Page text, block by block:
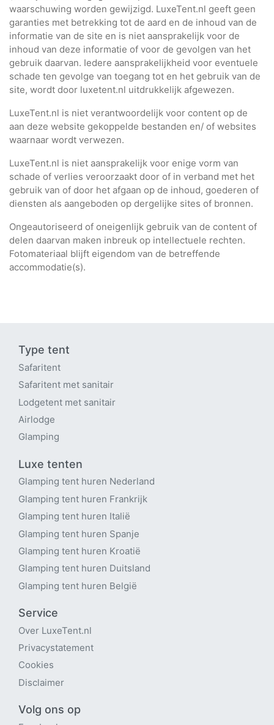
waarschuwing worden gewijzigd. LuxeTent.nl geeft geen
garanties met betrekking tot de aard en de inhoud van de
informatie van de site en is niet aansprakelijk voor de
inhoud van deze informatie of voor de gevolgen van het
gebruik daarvan. Iedere aansprakelijkheid voor eventuele
schade ten gevolge van toegang tot en het gebruik van de
site, wordt door luxetent.nl uitdrukkelijk afgewezen.
LuxeTent.nl is niet verantwoordelijk voor content op de
aan deze website gekoppelde bestanden en/ of websites
waarnaar wordt verwezen.
LuxeTent.nl is niet aansprakelijk voor enige vorm van
schade of verlies veroorzaakt door of in verband met het
gebruik van of door het afgaan op de inhoud, goederen of
diensten als aangeboden op dergelijke sites of bronnen.
Ongeautoriseerd of oneigenlijk gebruik van de content of
delen daarvan maken inbreuk op intellectuele rechten.
Fotomateriaal blijft eigendom van de betreffende
accommodatie(s).
Type tent
Safaritent
Safaritent met sanitair
Lodgetent met sanitair
Airlodge
Glamping
Luxe tenten
Glamping tent huren Nederland
Glamping tent huren Frankrijk
Glamping tent huren Italië
Glamping tent huren Spanje
Glamping tent huren Kroatië
Glamping tent huren Duitsland
Glamping tent huren België
Service
Over LuxeTent.nl
Privacystatement
Cookies
Disclaimer
Volg ons op